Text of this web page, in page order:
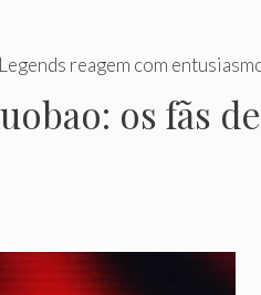
reagem com
os fãs